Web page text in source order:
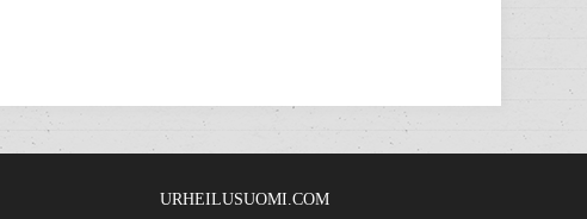
URHEILUSUOMI.COM